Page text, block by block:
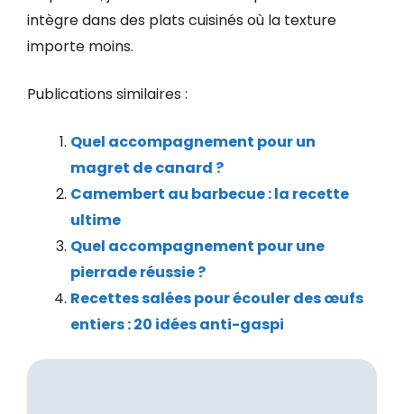
intègre dans des plats cuisinés où la texture
importe moins.
Publications similaires :
Quel accompagnement pour un
magret de canard ?
Camembert au barbecue : la recette
ultime
Quel accompagnement pour une
pierrade réussie ?
Recettes salées pour écouler des œufs
entiers : 20 idées anti-gaspi